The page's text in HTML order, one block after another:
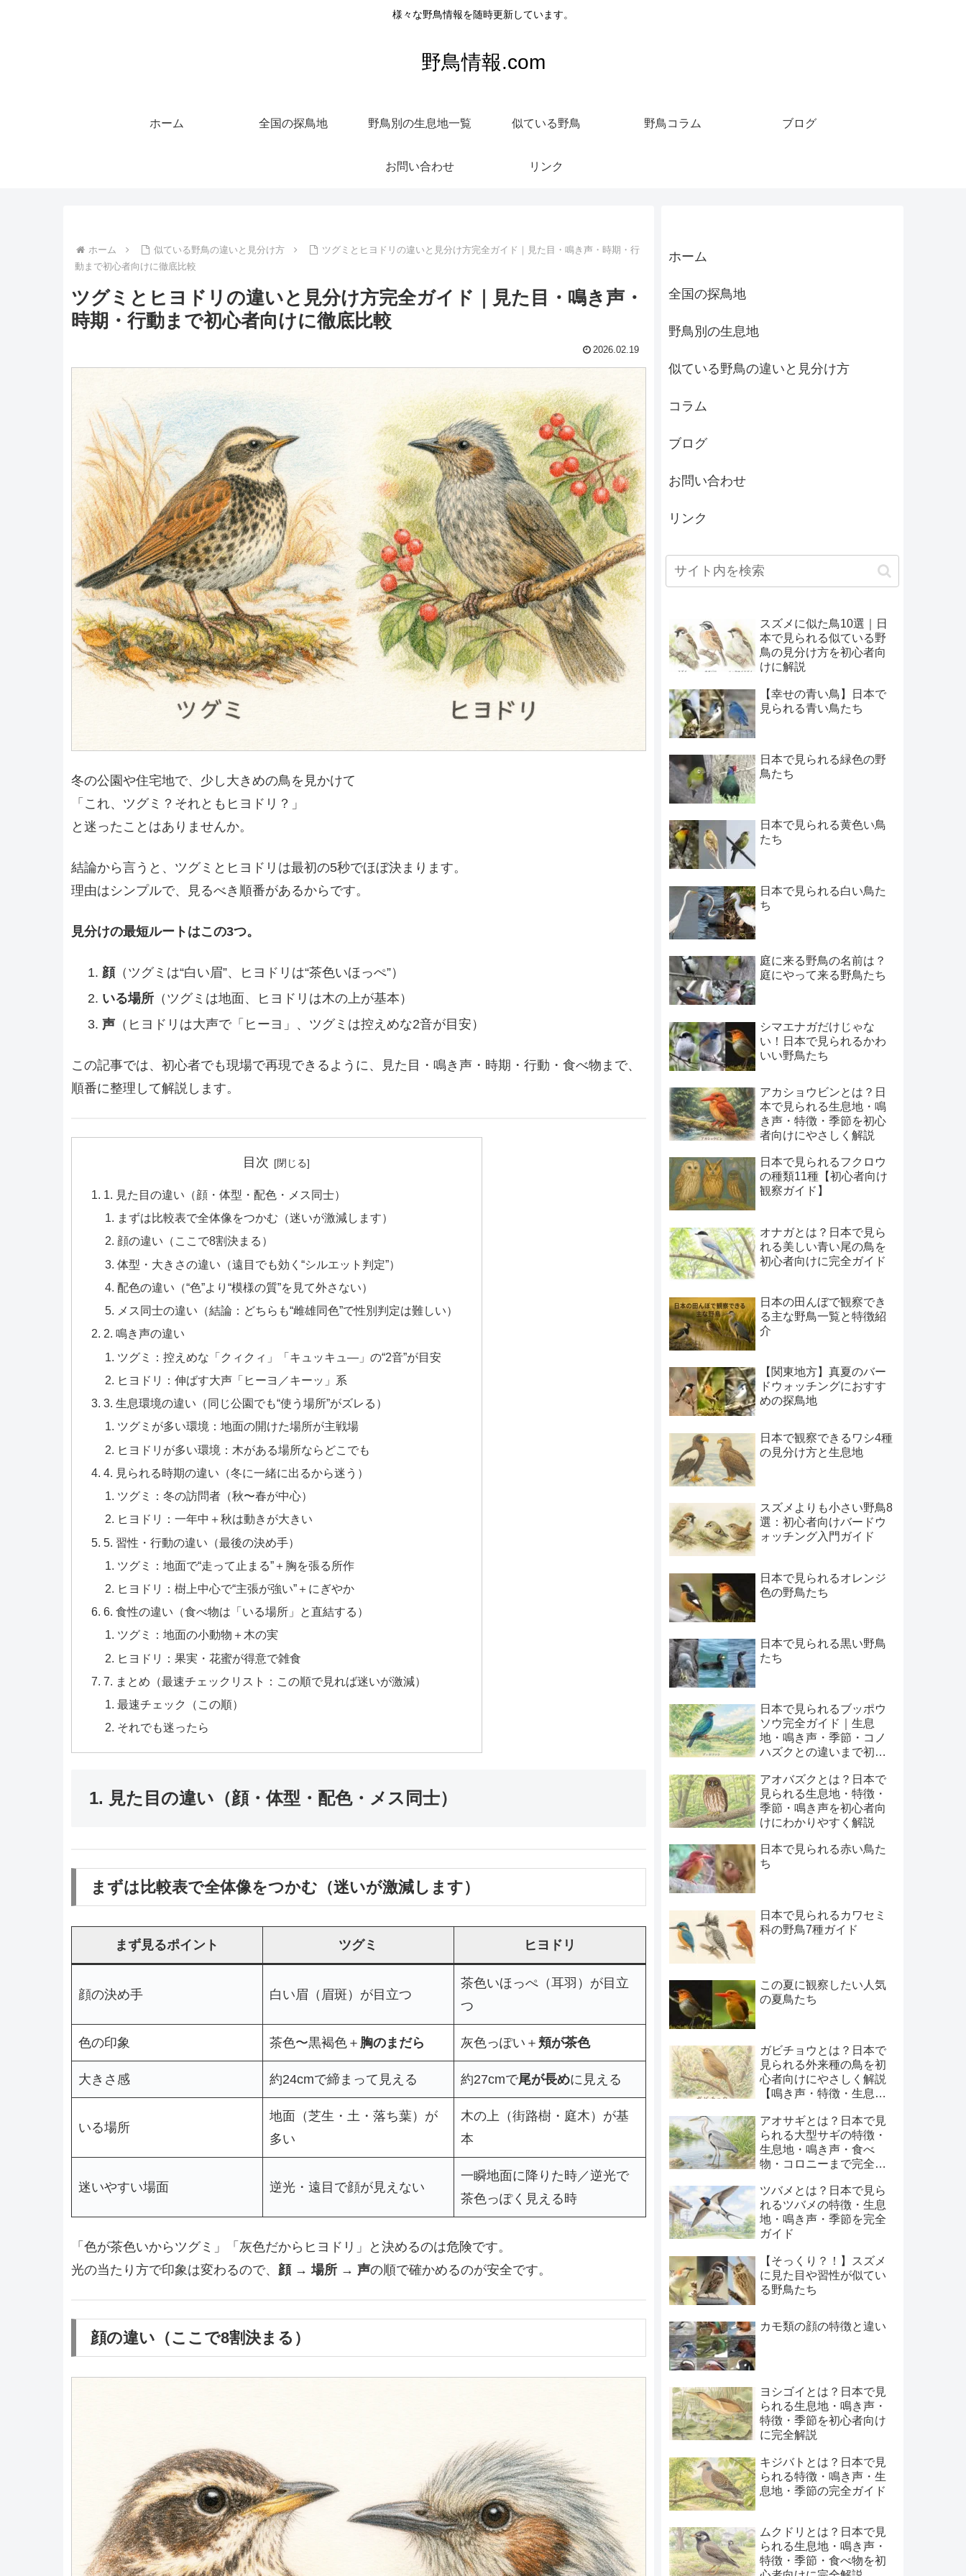
様々な野鳥情報を随時更新しています。
野鳥情報.com
ホーム 全国の探鳥地 野鳥別の生息地一覧 似ている野鳥 野鳥コラム ブログ
お問い合わせ リンク
ホーム 似ている野鳥の違いと見分け方
ツグミとヒヨドリの違いと見分け方完全ガイド｜見た目・鳴き声・時期・行
動まで初心者向けに徹底比較
ツグミとヒヨドリの違いと見分け方完全ガイド｜見た目・鳴き声・
時期・行動まで初心者向けに徹底比較
2026.02.19
冬の公園や住宅地で、少し大きめの鳥を見かけて
「これ、ツグミ？それともヒヨドリ？」
と迷ったことはありませんか。
結論から言うと、ツグミとヒヨドリは最初の5秒でほぼ決まります。
理由はシンプルで、見るべき順番があるからです。
見分けの最短ルートはこの3つ。
顔（ツグミは“白い眉”、ヒヨドリは“茶色いほっぺ”）
いる場所 （ツグミは地面、ヒヨドリは木の上が基本）
声 （ヒヨドリは大声で「ヒーヨ」、ツグミは控えめな2音が目安）
この記事では、初心者でも現場で再現できるように、見た目・鳴き声・時期・行動・食べ物まで、
順番に整理して解説します。
目次
1. 見た目の違い（顔・体型・配色・メス同士）
まずは比較表で全体像をつかむ（迷いが激減します）
顔の違い（ここで8割決まる）
体型・大きさの違い（遠目でも効く“シルエット判定”）
配色の違い（“色”より“模様の質”を見て外さない）
メス同士の違い（結論：どちらも“雌雄同色”で性別判定は難しい）
2. 鳴き声の違い
ツグミ：控えめな「クィクィ」「キュッキュ―」の“2音”が目安
ヒヨドリ：伸ばす大声「ヒーヨ／キーッ」系
3. 生息環境の違い（同じ公園でも“使う場所”がズレる）
ツグミが多い環境：地面の開けた場所が主戦場
ヒヨドリが多い環境：木がある場所ならどこでも
4. 見られる時期の違い（冬に一緒に出るから迷う）
ツグミ：冬の訪問者（秋〜春が中心）
ヒヨドリ：一年中＋秋は動きが大きい
5. 習性・行動の違い（最後の決め手）
ツグミ：地面で“走って止まる”＋胸を張る所作
ヒヨドリ：樹上中心で“主張が強い”＋にぎやか
6. 食性の違い（食べ物は「いる場所」と直結する）
ツグミ：地面の小動物＋木の実
ヒヨドリ：果実・花蜜が得意で雑食
7. まとめ（最速チェックリスト：この順で見れば迷いが激減）
最速チェック（この順）
それでも迷ったら
1. 見た目の違い（顔・体型・配色・メス同士）
まずは比較表で全体像をつかむ（迷いが激減します）
まず見るポイント ツグミ ヒヨドリ
顔の決め手 白い眉（眉斑）が目立つ
茶色いほっぺ（耳羽）が目立
つ
色の印象 茶色〜黒褐色＋ 胸のまだら 灰色っぽい＋ 頬が茶色
大きさ感 約24cmで締まって見える 約27cmで尾が長めに見える
いる場所
地面（芝生・土・落ち葉）が
多い
木の上（街路樹・庭木）が基
本
迷いやすい場面 逆光・遠目で顔が見えない
一瞬地面に降りた時／逆光で
茶色っぽく見える時
「色が茶色いからツグミ」「灰色だからヒヨドリ」と決めるのは危険です。
光の当たり方で印象は変わるので、 顔 → 場所 → 声の順で確かめるのが安全です。
顔の違い（ここで8割決まる）
ホーム
全国の探鳥地
野鳥別の生息地
似ている野鳥の違いと見分け方
コラム
ブログ
お問い合わせ
リンク
スズメに似た鳥10選｜日
本で見られる似ている野
鳥の見分け方を初心者向
けに解説
【幸せの青い鳥】日本で
見られる青い鳥たち
日本で見られる緑色の野
鳥たち
日本で見られる黄色い鳥
たち
日本で見られる白い鳥た
ち
庭に来る野鳥の名前は？
庭にやって来る野鳥たち
シマエナガだけじゃな
い！日本で見られるかわ
いい野鳥たち
アカショウビンとは？日
本で見られる生息地・鳴
き声・特徴・季節を初心
者向けにやさしく解説
日本で見られるフクロウ
の種類11種【初心者向け
観察ガイド】
オナガとは？日本で見ら
れる美しい青い尾の鳥を
初心者向けに完全ガイド
日本の田んぼで観察でき
る主な野鳥一覧と特徴紹
介
【関東地方】真夏のバー
ドウォッチングにおすす
めの探鳥地
日本で観察できるワシ4種
の見分け方と生息地
スズメよりも小さい野鳥8
選：初心者向けバードウ
ォッチング入門ガイド
日本で見られるオレンジ
色の野鳥たち
日本で見られる黒い野鳥
たち
日本で見られるブッポウ
ソウ完全ガイド｜生息
地・鳴き声・季節・コノ
ハズクとの違いまで初心
アオバズクとは？日本で
見られる生息地・特徴・
季節・鳴き声を初心者向
けにわかりやすく解説
日本で見られる赤い鳥た
ち
日本で見られるカワセミ
科の野鳥7種ガイド
この夏に観察したい人気
の夏鳥たち
ガビチョウとは？日本で
見られる外来種の鳥を初
心者向けにやさしく解説
【鳴き声・特徴・生息
アオサギとは？日本で見
られる大型サギの特徴・
生息地・鳴き声・食べ
物・コロニーまで完全ガ
ツバメとは？日本で見ら
れるツバメの特徴・生息
地・鳴き声・季節を完全
ガイド
【そっくり？！】スズメ
に見た目や習性が似てい
る野鳥たち
カモ類の顔の特徴と違い
ヨシゴイとは？日本で見
られる生息地・鳴き声・
特徴・季節を初心者向け
に完全解説
キジバトとは？日本で見
られる特徴・鳴き声・生
息地・季節の完全ガイド
ムクドリとは？日本で見
られる生息地・鳴き声・
特徴・季節・食べ物を初